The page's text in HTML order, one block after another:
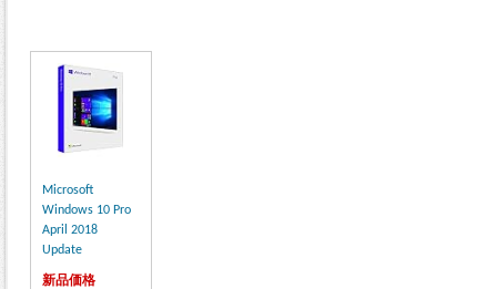
Microsoft
Windows 10 Pro
April 2018
Update
新品価格